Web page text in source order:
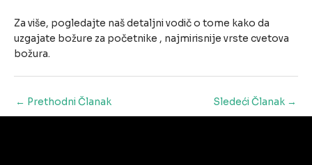
Za više, pogledajte naš detaljni vodič o tome kako da
uzgajate božure za početnike , najmirisnije vrste cvetova
božura.
Post
← Prethodni Članak Sledeći Članak →